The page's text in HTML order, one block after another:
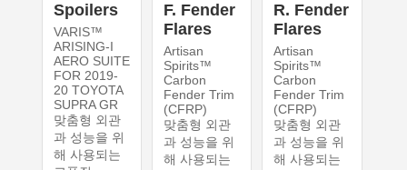
Spoilers
VARIS™
ARISING-I
AERO SUITE
FOR 2019-
20 TOYOTA
SUPRA GR
맞춤형 외관
과 성능을 위
해 사용되는
F. Fender
Flares
Artisan
Spirits™
Carbon
Fender Trim
(CFRP)
맞춤형 외관
과 성능을 위
해 사용되는
R. Fender
Flares
Artisan
Spirits™
Carbon
Fender Trim
(CFRP)
맞춤형 외관
과 성능을 위
해 사용되는